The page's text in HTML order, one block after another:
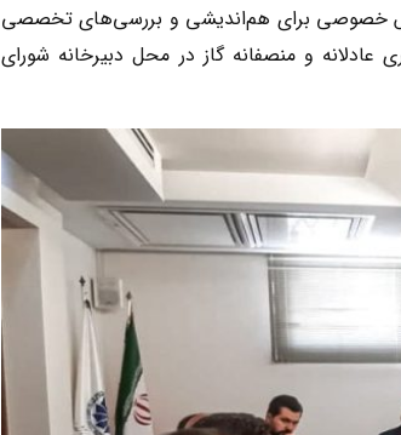
خصوصی برای هم‌اندیشی و بررسی‌های تخصصی
و منصفانه گاز در محل دبیرخانه شورای